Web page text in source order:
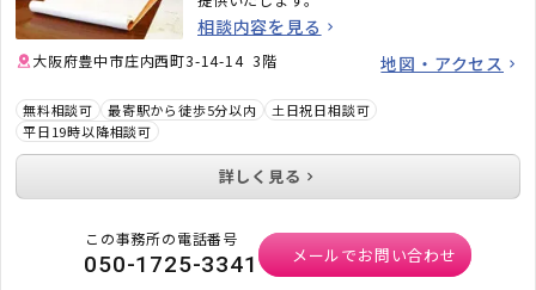
相談内容を見る
大阪府豊中市庄内西町3-14-14 3階 地図・アクセス
無料相談可 最寄駅から徒歩5分以内
土日祝日相談可
平日19時以降相談可
詳しく見る
この事務所の電話番号
050-1725-3341 メールでお問い合わせ